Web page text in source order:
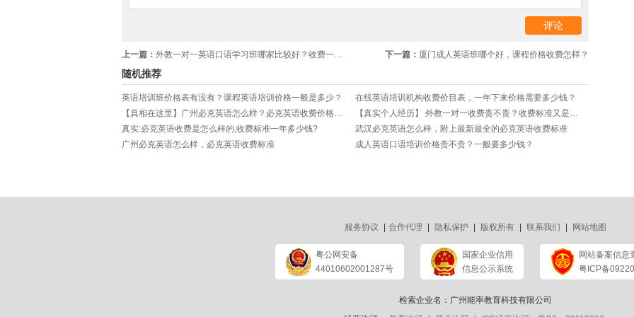
上一篇： 外教一对一英语口语学习班哪家比较好？收费一般是多少？ 下一篇： ​厦门成人英语班哪个好，课程价格收费怎样？
随机推荐
英语培训班价格表有没有？课程英语培训价格一般是多少？
在线英语培训机构收费价目表，一年下来价格需要多少钱？
【真相在这里】广州必克英语怎么样？必克英语收费价格表是什么？
【真实个人经历】 外教一对一收费贵不贵？收费标准又是多少？
真实:必克英语收费是怎么样的,收费标准一年多少钱?
武汉必克英语怎么样，附上最新最全的必克英语收费标准
广州必克英语怎么样，必克英语收费标准
成人英语口语培训价格贵不贵？一般要多少钱？
服务协议 合作代理 隐私保护 版权所有 联系我们 网站地图
粤公网安备
44010602001287号
国家企业信用
信息公示系统
网站备案信息
粤ICP备
检索企业名：广州能率教育科技有限公司